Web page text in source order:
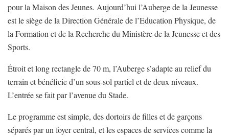
pour la Maison des Jeunes. Aujourd’hui l’Auberge de la Jeunesse
est le siège de la Direction Générale de l’Education Physique, de
la Formation et de la Recherche du Ministère de la Jeunesse et des
Sports.
Étroit et long rectangle de 70 m, l’Auberge s’adapte au relief du
terrain et bénéficie d’un sous-sol partiel et de deux niveaux.
L’entrée se fait par l’avenue du Stade.
Le programme est simple, des dortoirs de filles et de garçons
séparés par un foyer central, et les espaces de services comme la